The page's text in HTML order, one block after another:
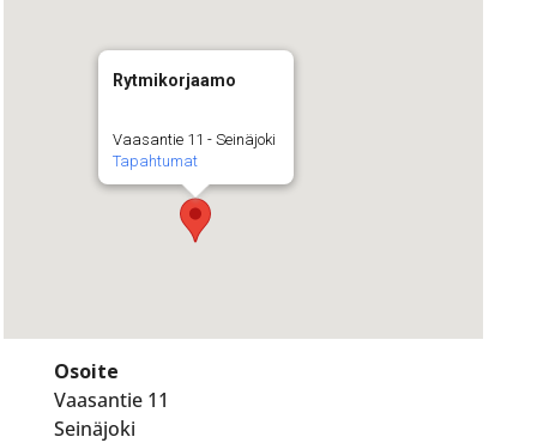
Rytmikorjaamo
Vaasantie 11 - Seinäjoki
Tapahtumat
Osoite
Vaasantie 11
Seinäjoki